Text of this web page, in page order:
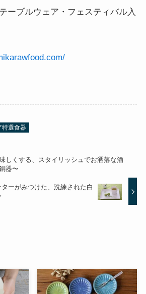
ーブルウェア・フェスティバル入
特選食器
しくする、スタイリッシュでお洒落な酒
器〜
ーがみつけた、洗練された白